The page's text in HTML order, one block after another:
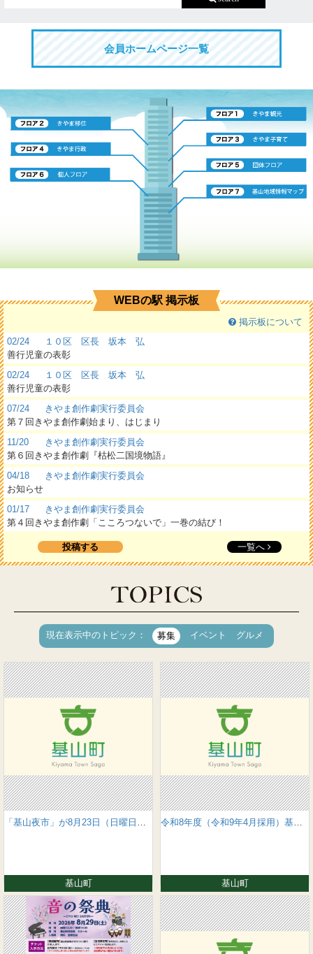
会員ホームページ一覧
WEBの駅 掲示板
掲示板について
02/24
１０区 区長 坂本 弘
善行児童の表彰
02/24
１０区 区長 坂本 弘
善行児童の表彰
07/24
きやま創作劇実行委員会
第７回きやま創作劇始まり、はじまり
11/20
きやま創作劇実行委員会
第６回きやま創作劇『枯松二国境物語』
04/18
きやま創作劇実行委員会
お知らせ
01/17
きやま創作劇実行委員会
第４回きやま創作劇「こころつないで」一巻の結び！
投稿する 一覧へ
現在表示中のトピック： 募集 イベント グルメ
「基山夜市」が8月23日（日曜日）に開催されます！！
基山町
令和8年度（令和9年4月採用）基山町職員採用統一試験について
基山町